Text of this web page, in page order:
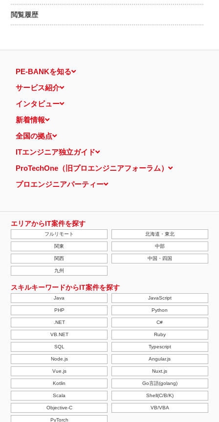
閲覧履歴
PE-BANKを知る
サービス紹介
インタビュー
新着情報
全国の拠点
ITエンジニア独立ガイド
ProTechOne（旧プロエンジニアフォーラム）
プロエンジニアパーティー
エリアからIT案件を探す
フルリモート 北海道・東北
関東 中部
関西 中国・四国
九州
スキルキーワードからIT案件を探す
Java JavaScript
PHP Python
.NET C#
VB.NET Ruby
SQL Typescript
Node.js Angular.js
Vue.js Nuxt.js
Kotlin Go言語(golang)
Scala Shell(C/B/K)
Objective-C VB/VBA
PyTorch